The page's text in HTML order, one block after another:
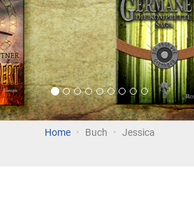
Home Buch Jessica